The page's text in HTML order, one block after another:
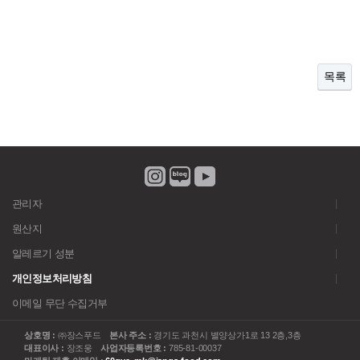
목록
관리자
원산지
알레르기 성분
개인정보처리방침
이메일 무단 수집거부
상호명 : ㈜장스푸드 본사 주소 : 경기도 과천시 별양상가1로 13 2층,3층
대표이사 : 장조웅 사업자등록번호 :785-81-00037